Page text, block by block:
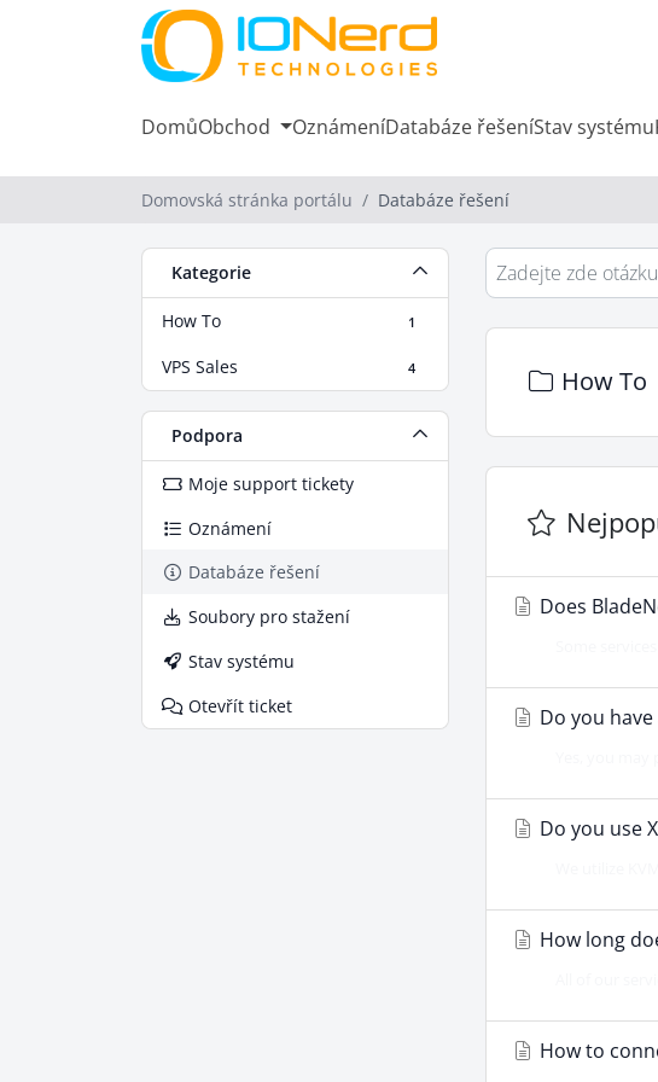
DomůObchod OznámeníDatabáze řešeníStav systému
Domovská stránka portálu Databáze řešení
Kategorie
How To 1
VPS Sales 4
Podpora
Moje support tickety
Oznámení
Databáze řešení
Soubory pro stažení
Stav systému
Otevřít ticket
How To
Does
Do you
Do you use
How long
How to